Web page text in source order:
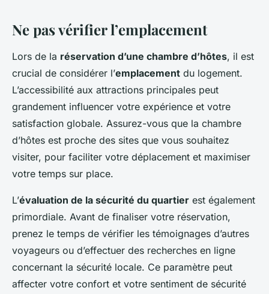
Ne pas vérifier l’emplacement
Lors de la réservation d’une chambre d’hôtes, il est
crucial de considérer l’emplacement du logement.
L’accessibilité aux attractions principales peut
grandement influencer votre expérience et votre
satisfaction globale. Assurez-vous que la chambre
d’hôtes est proche des sites que vous souhaitez
visiter, pour faciliter votre déplacement et maximiser
votre temps sur place.
L’évaluation de la sécurité du quartier est également
primordiale. Avant de finaliser votre réservation,
prenez le temps de vérifier les témoignages d’autres
voyageurs ou d’effectuer des recherches en ligne
concernant la sécurité locale. Ce paramètre peut
affecter votre confort et votre sentiment de sécurité